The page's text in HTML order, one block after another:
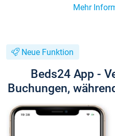
Mehr
Neue Funktion
Beds24 App -
Buchungen,